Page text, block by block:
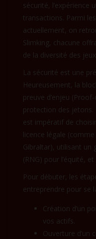
sécurité, l’expérience
transactions. Parmi
actuellement, on
Slimking, chacune
de la diversité des
La sécurité est une
Heureusement, la
preuve d’enjeu
protection des
est impératif de
licence légale
Gibraltar), utilisant un
(RNG) pour l’équité,
Pour débuter, les
entreprendre pour se
Création d’un
vos actifs.
Ouverture d’un